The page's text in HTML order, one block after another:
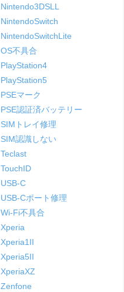
Nintendo3DSLL
NintendoSwitch
NintendoSwitchLite
OS不具合
PlayStation4
PlayStation5
PSEマーク
PSE認証済バッテリー
SIMトレイ修理
SIM認識しない
Teclast
TouchID
USB-C
USB-Cポート修理
Wi-Fi不具合
Xperia
Xperia1II
Xperia5II
XperiaXZ
Zenfone